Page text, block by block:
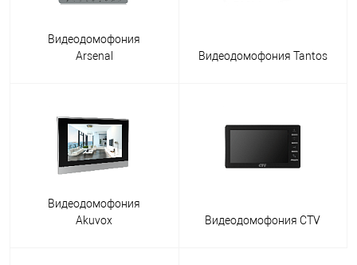
Видеодомофония
Arsenal
Видеодомофония Tantos
Видеодомофония
Akuvox
Видеодомофония CTV